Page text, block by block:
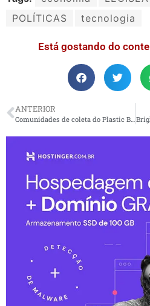
POLÍTICAS
tecnologia
Está gostando do
ANTERIOR